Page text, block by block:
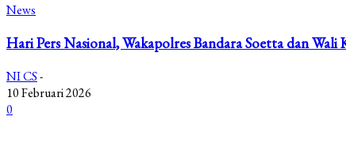
News
Hari Pers Nasional, Wakapolres Bandara Soetta dan
NI CS-
10 Februari 2026
0